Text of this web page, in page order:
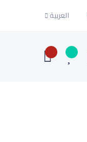
العربية